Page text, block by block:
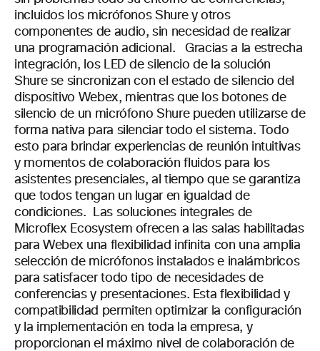
incluidos los micrófonos Shure y otros
componentes de audio, sin necesidad de realizar
una programación adicional.
Gracias a la estrecha
integración, los LED de silencio de la solución
Shure se sincronizan con el estado de silencio del
dispositivo Webex, mientras que los botones de
silencio de un micrófono Shure pueden utilizarse de
forma nativa para silenciar todo el sistema. Todo
esto para brindar experiencias de reunión intuitivas
y momentos de colaboración fluidos para los
asistentes presenciales, al tiempo que se garantiza
que todos tengan un lugar en igualdad de
condiciones.
Las soluciones integrales de
Microflex Ecosystem ofrecen a las salas habilitadas
para Webex una flexibilidad infinita con una amplia
selección de micrófonos instalados e inalámbricos
para satisfacer todo tipo de necesidades de
conferencias y presentaciones. Esta flexibilidad y
compatibilidad permiten optimizar la configuración
y la implementación en toda la empresa, y
proporcionan el máximo nivel de colaboración de